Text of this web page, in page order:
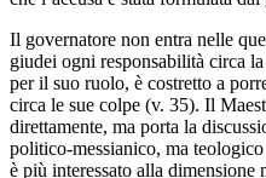
Il governatore non entra nelle
giudei ogni responsabilità circa
per il suo ruolo, è costretto a
circa le sue colpe (v. 35). Il
direttamente, ma porta la
politico-messianico, ma
è più interessato alla dimensione